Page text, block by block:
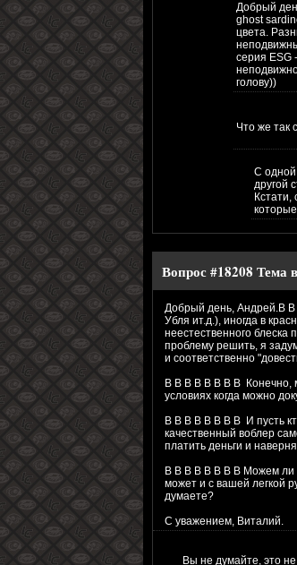
Добрый
ghost
цвета.
серия ESG
голову))
Что же
С одной
другой
Вопрос #18208 Тема
Добрый день, Андрей.В В
Убля ит.д.), иногда в
неестественного
проблему решить, я
и соответственно
В В В В В В В В Конечно,
условиях когда можно
В В В В В В В В И пусть
качественный воблер
платить деньги и
В В В В В В В В Можем ли
может и с вашей легкой
думаете?
С уважением, Виталий.
Вы не думайте, это